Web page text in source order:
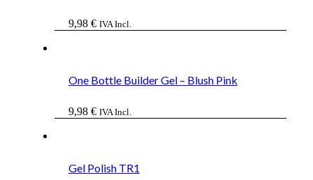
9,98 € IVA Incl.
One Bottle Builder Gel – Blush Pink
9,98 € IVA Incl.
Gel Polish TR1